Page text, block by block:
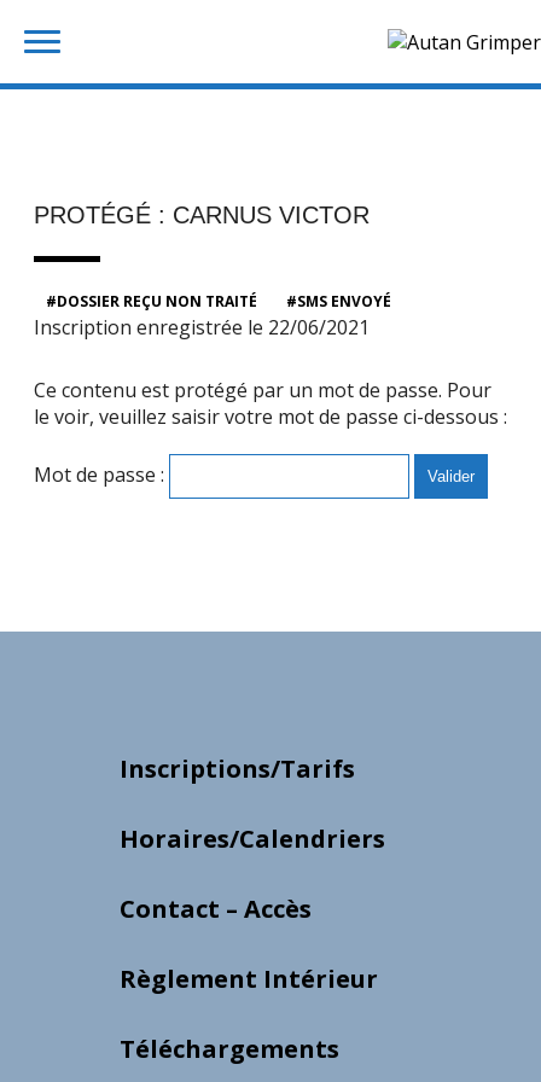
PROTÉGÉ : CARNUS VICTOR
DOSSIER REÇU NON TRAITÉ SMS ENVOYÉ
Inscription enregistrée le 22/06/2021
Ce contenu est protégé par un mot de passe. Pour
le voir, veuillez saisir votre mot de passe ci-dessous :
Mot de passe :
Inscriptions/Tarifs
Horaires/Calendriers
Contact – Accès
Règlement Intérieur
Téléchargements